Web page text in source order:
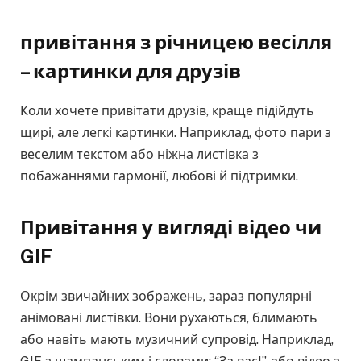
привітання з річницею весілля
– картинки для друзів
Коли хочете привітати друзів, краще підійдуть
щирі, але легкі картинки. Наприклад, фото пари з
веселим текстом або ніжна листівка з
побажаннями гармонії, любові й підтримки.
Привітання у вигляді відео чи
GIF
Окрім звичайних зображень, зараз популярні
анімовані листівки. Вони рухаються, блимають
або навіть мають музичний супровід. Наприклад,